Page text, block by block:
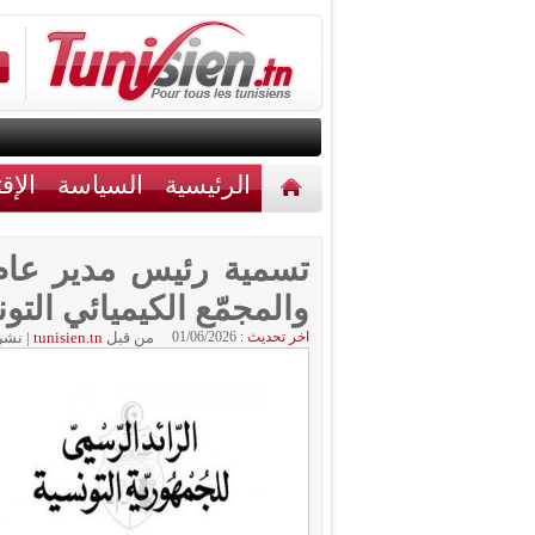
الرئيسية السياسة
تسمية رئيس مدير
والمجمّع الكيميائي
اخر تحديث : 01/06/2026 من قبلtunisien.tn
|